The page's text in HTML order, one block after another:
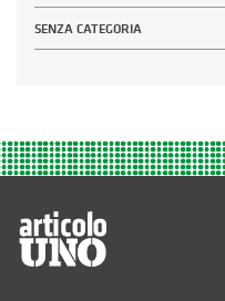
SENZA CATEGORIA